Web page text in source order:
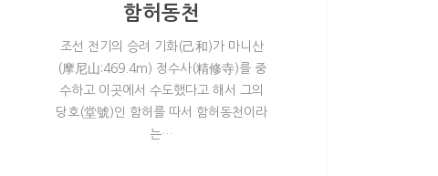
함허동천
조선 전기의 승려 기화(己和)가 마니산
(摩尼山:469.4m) 정수사(精修寺)를 중
수하고 이곳에서 수도했다고 해서 그의
당호(堂號)인 함허를 따서 함허동천이라
는…